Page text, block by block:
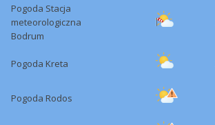
Pogoda Stacja
meteorologiczna
Bodrum
Pogoda Kreta
Pogoda Rodos